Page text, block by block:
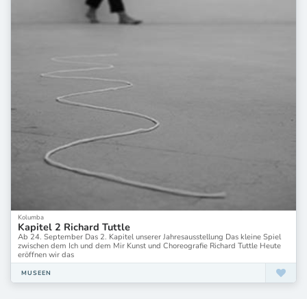
Kunsthalle Bremen
Kunsthalle Darmstadt
Kunsthalle Göppingen
Kunsthalle Mainz
Kunsthalle Mannheim
Kunsthalle Osnabrück
Kunsthalle Recklinghausen
Kunsthalle Rostock
Kunsthalle Tübingen
Kunsthalle Vogelmann Heilbronn
Kunsthalle und Kunstmuseum Bremerhaven
Kunsthaus Graz
Kunsthaus KAT18
Kunsthaus Stade
Kunstmuseen Krefeld I Kaiser Wilhelm Museum
Kolumba
Kapitel 2 Richard Tuttle
Ab 24. September Das 2. Kapitel unserer Jahresausstellung Das kleine Spiel
zwischen dem Ich und dem Mir Kunst und Choreografie Richard Tuttle Heute
eröffnen wir das
MUSEEN